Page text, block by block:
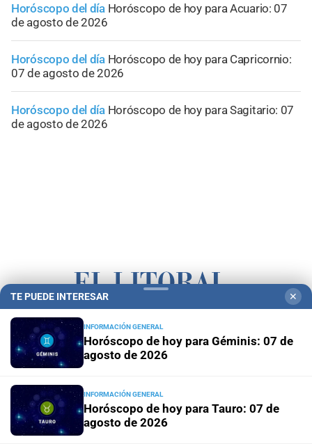
Horóscopo del día Horóscopo de hoy para Acuario: 07
de agosto de 2026
Horóscopo del día Horóscopo de hoy para Capricornio:
07 de agosto de 2026
Horóscopo del día Horóscopo de hoy para Sagitario: 07
de agosto de 2026
Campolitoral Revista Nosotros
Podcasts Mirador Provincial VivíMejor SF Puerto Negocios
TE PUEDE INTERESAR ✕
INFORMACIÓN GENERAL
Horóscopo de hoy para Géminis: 07 de
agosto de 2026
INFORMACIÓN GENERAL
Horóscopo de hoy para Tauro: 07 de
agosto de 2026